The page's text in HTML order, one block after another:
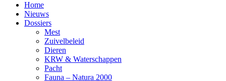
Home
Nieuws
Dossiers
Mest
Zuivelbeleid
Dieren
KRW & Waterschappen
Pacht
Fauna – Natura 2000